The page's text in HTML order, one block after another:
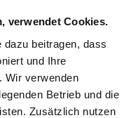
verwendet Cookies.
dazu beitragen, dass
und Ihre
Wir verwenden
Betrieb und die
Zusätzlich nutzen